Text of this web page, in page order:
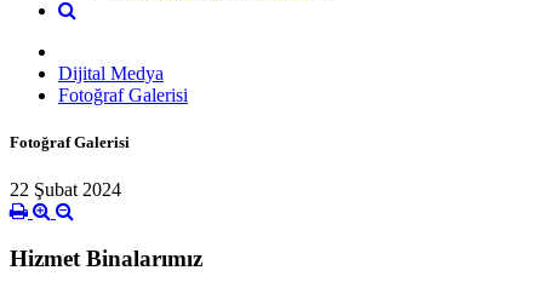
Dijital Medya
Fotoğraf Galerisi
Fotoğraf Galerisi
22 Şubat 2024
Hizmet Binalarımız